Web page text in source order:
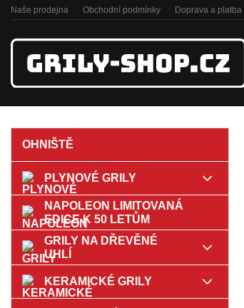
Naše prodejna Obchodní podmínky Doprava a platba
OHNIŠTĚ
PLYNOVÉ GRILY
NAPOLEON LIMITOVANÁ
EDICE K 50 LETŮM
GRILY NA DŘEVĚNÉ
UHLÍ
KERAMICKÉ GRILY